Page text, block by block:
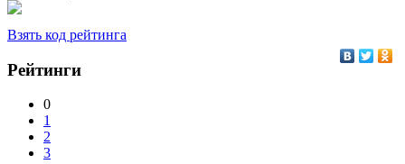
Взять код рейтинга
Рейтинги
0
1
2
3